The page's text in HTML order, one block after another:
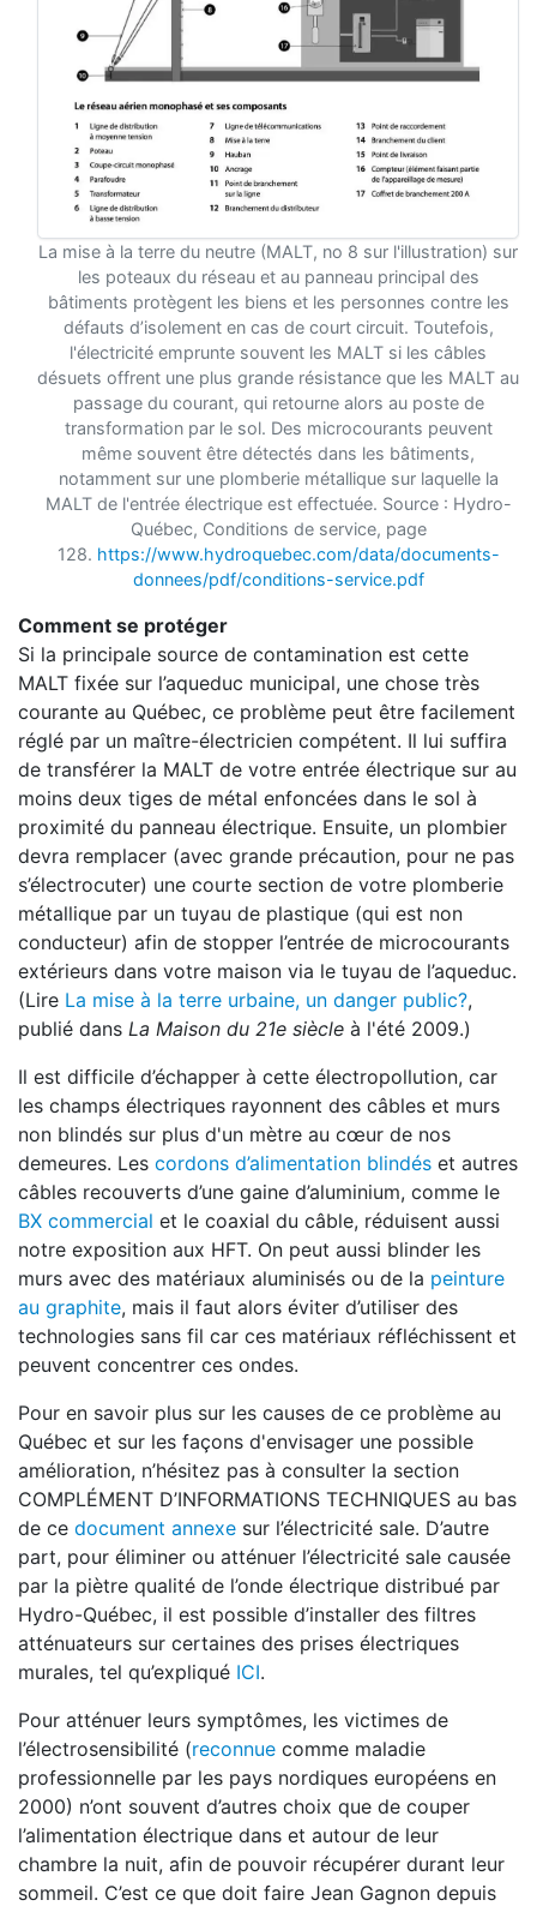
La mise à la terre du neutre (MALT, no 8 sur l'illustration) sur
les poteaux du réseau et au panneau principal des
bâtiments protègent les biens et les personnes contre les
défauts d’isolement en cas de court circuit. Toutefois,
l'électricité emprunte souvent les MALT si les câbles
désuets offrent une plus grande résistance que les MALT au
passage du courant, qui retourne alors au poste de
transformation par le sol. Des microcourants peuvent
même souvent être détectés dans les bâtiments,
notamment sur une plomberie métallique sur laquelle la
MALT de l'entrée électrique est effectuée. Source : Hydro-
Québec, Conditions de service, page
128. https://www.hydroquebec.com/data/documents-
donnees/pdf/conditions-service.pdf
Comment se protéger
Si la principale source de contamination est cette
MALT fixée sur l’aqueduc municipal, une chose très
courante au Québec, ce problème peut être facilement
réglé par un maître-électricien compétent. Il lui suffira
de transférer la MALT de votre entrée électrique sur au
moins deux tiges de métal enfoncées dans le sol à
proximité du panneau électrique. Ensuite, un plombier
devra remplacer (avec grande précaution, pour ne pas
s’électrocuter) une courte section de votre plomberie
métallique par un tuyau de plastique (qui est non
conducteur) afin de stopper l’entrée de microcourants
extérieurs dans votre maison via le tuyau de l’aqueduc.
(Lire La mise à la terre urbaine, un danger public?,
publié dans La Maison du 21e siècle à l'été 2009.)
Il est difficile d’échapper à cette électropollution, car
les champs électriques rayonnent des câbles et murs
non blindés sur plus d'un mètre au cœur de nos
demeures. Les cordons d’alimentation blindés et autres
câbles recouverts d’une gaine d’aluminium, comme le
BX commercial et le coaxial du câble, réduisent aussi
notre exposition aux HFT. On peut aussi blinder les
murs avec des matériaux aluminisés ou de la peinture
au graphite, mais il faut alors éviter d’utiliser des
technologies sans fil car ces matériaux réfléchissent et
peuvent concentrer ces ondes.
Pour en savoir plus sur les causes de ce problème au
Québec et sur les façons d'envisager une possible
amélioration, n’hésitez pas à consulter la section
COMPLÉMENT D’INFORMATIONS TECHNIQUES au bas
de ce document annexe sur l’électricité sale. D’autre
part, pour éliminer ou atténuer l’électricité sale causée
par la piètre qualité de l’onde électrique distribué par
Hydro-Québec, il est possible d’installer des filtres
atténuateurs sur certaines des prises électriques
murales, tel qu’expliqué ICI.
Pour atténuer leurs symptômes, les victimes de
l’électrosensibilité (reconnue comme maladie
professionnelle par les pays nordiques européens en
2000) n’ont souvent d’autres choix que de couper
l’alimentation électrique dans et autour de leur
chambre la nuit, afin de pouvoir récupérer durant leur
sommeil. C’est ce que doit faire Jean Gagnon depuis